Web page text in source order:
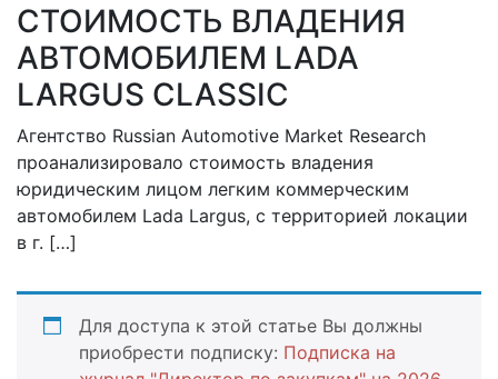
Категорийные закупки
Категорийный менеджемент
Новости
СТОИМОСТЬ ВЛАДЕНИЯ
АВТОМОБИЛЕМ LADA
LARGUS CLASSIC
07.02.2022
Агентство Russian Automotive Market Research
проанализировало стоимость владения
юридическим лицом легким коммерческим
автомобилем Lada Largus, с территорией локации
в г. […]
Для доступа к этой статье Вы должны
приобрести подписку: Подписка на